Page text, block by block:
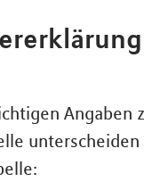
Angaben